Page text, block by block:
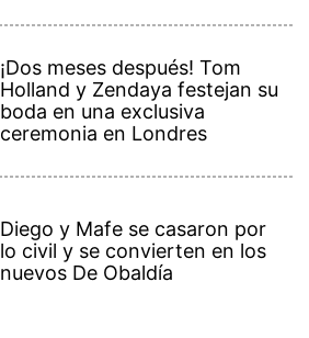
¡Dos meses después! Tom
Holland y Zendaya festejan su
boda en una exclusiva
ceremonia en Londres
Diego y Mafe se casaron por
lo civil y se convierten en los
nuevos De Obaldía